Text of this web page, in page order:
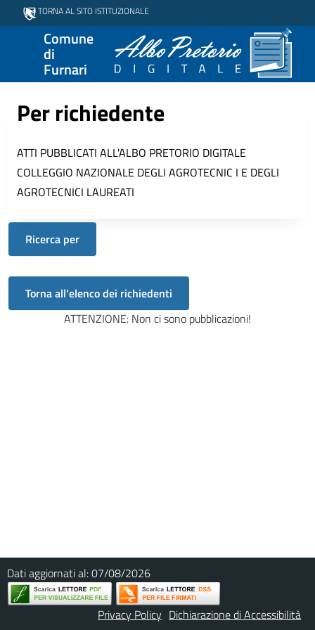
TORNA AL SITO ISTITUZIONALE
Comune
di
Furnari
Per richiedente
ATTI PUBBLICATI ALL'ALBO PRETORIO DIGITALE
COLLEGGIO NAZIONALE DEGLI AGROTECNIC I E DEGLI
AGROTECNICI LAUREATI
Ricerca per
ATTENZIONE: Non ci sono pubblicazioni!
Dati aggiornati al:07/08/2026
Dichiarazione di Accessibilità
Privacy Policy